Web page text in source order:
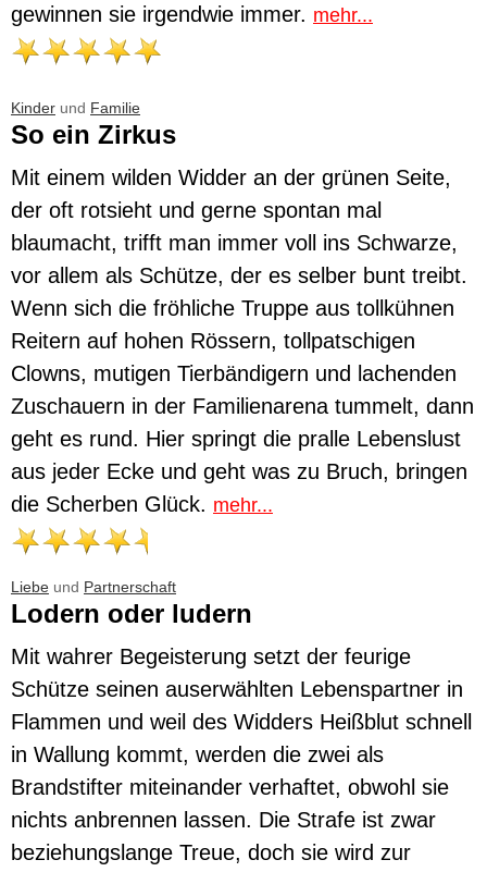
gewinnen sie irgendwie immer. mehr...
Kinder und Familie
So ein Zirkus
Mit einem wilden Widder an der grünen Seite,
der oft rotsieht und gerne spontan mal
blaumacht, trifft man immer voll ins Schwarze,
vor allem als Schütze, der es selber bunt treibt.
Wenn sich die fröhliche Truppe aus tollkühnen
Reitern auf hohen Rössern, tollpatschigen
Clowns, mutigen Tierbändigern und lachenden
Zuschauern in der Familienarena tummelt, dann
geht es rund. Hier springt die pralle Lebenslust
aus jeder Ecke und geht was zu Bruch, bringen
die Scherben Glück. mehr...
Liebe und Partnerschaft
Lodern oder ludern
Mit wahrer Begeisterung setzt der feurige
Schütze seinen auserwählten Lebenspartner in
Flammen und weil des Widders Heißblut schnell
in Wallung kommt, werden die zwei als
Brandstifter miteinander verhaftet, obwohl sie
nichts anbrennen lassen. Die Strafe ist zwar
beziehungslange Treue, doch sie wird zur